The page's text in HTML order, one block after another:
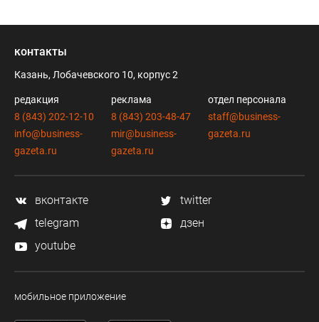
контакты
Казань, Лобачевского 10, корпус 2
редакция
8 (843) 202-12-10
info@business-
gazeta.ru
реклама
8 (843) 203-48-47
mir@business-
gazeta.ru
отдел персонала
staff@business-
gazeta.ru
вконтакте
twitter
telegram
дзен
youtube
мобильное приложение